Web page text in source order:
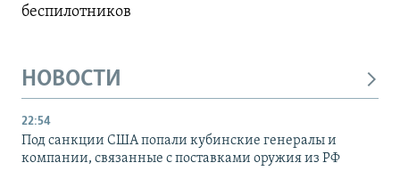
беспилотников
НОВОСТИ
22:54
Под санкции США попали кубинские генералы и
компании, связанные с поставками оружия из РФ